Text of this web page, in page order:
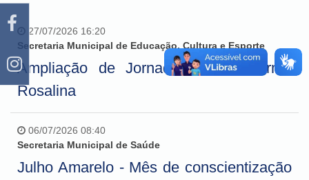
27/07/2026 16:20
Secretaria Municipal de Educação, Cultura e Esporte
Ampliação de Jornada - Escola Irmã
Rosalina
06/07/2026 08:40
Secretaria Municipal de Saúde
Julho Amarelo - Mês de conscientização